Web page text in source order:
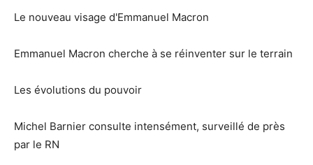
Le nouveau visage d'Emmanuel Macron
Emmanuel Macron cherche à se réinventer sur le terrain
Les évolutions du pouvoir
Michel Barnier consulte intensément, surveillé de près
par le RN